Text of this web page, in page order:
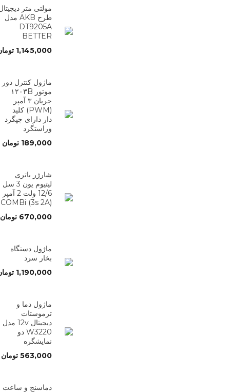
مولتی متر
طرح AKB مدل
DT9205A
BETTER
1,145,000
ماژول کنترل دور
موتور ۱۲۰۳B
جریان ۳ آمپر
(PWM) کلید
دار دارای چپگرد
وراستگرد
189,000 تومان
شارژر باتری
لیتیوم یون 3 سل
12/6 ولت 2 آمپر
(3s 2A) COMBi
670,000 تومان
ماژول دستگاه
بخار سرد
1,190,000
ماژول دما و
ترموستات
دیجیتال 12v مدل
W3220 دو
نمایشگره
563,000 تومان
دماسنج و ساعت